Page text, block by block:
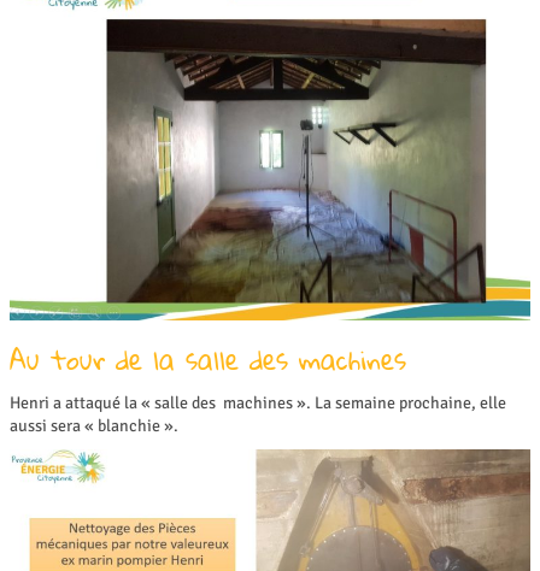
Au tour de la salle des machines
Henri a attaqué la « salle des machines ». La semaine prochaine, elle
aussi sera « blanchie ».